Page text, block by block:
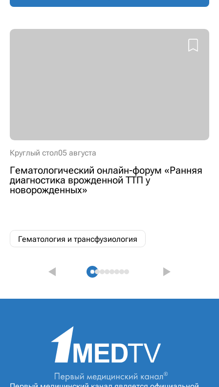
Круглый стол05 августа
Гематологический онлайн-форум «Ранняя
диагностика врожденной ТТП у
новорожденных»
Гематология и трансфузиология